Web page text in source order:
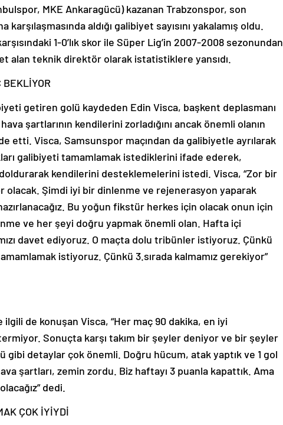
MKE Ankaragücü) kazanan Trabzonspor, son
aldığı galibiyet sayısını yakalamış oldu.
1-0’lık skor ile Süper Lig’in 2007-2008 sezonundan
alan teknik direktör olarak istatistiklere yansıdı.
getiren golü kaydeden Edin Visca, başkent deplasmanı
şartlarının kendilerini zorladığını ancak önemli olanın
etti. Visca, Samsunspor maçından da galibiyetle ayrılarak
galibiyeti tamamlamak istediklerini ifade ederek,
kendilerini desteklemelerini istedi. Visca, “Zor bir
olacak. Şimdi iyi bir dinlenme ve rejenerasyon yaparak
Bu yoğun fikstür herkes için olacak onun için
ve her şeyi doğru yapmak önemli olan. Hafta içi
davet ediyoruz. O maçta dolu tribünler istiyoruz. Çünkü
istiyoruz. Çünkü 3.sırada kalmamız gerekiyor”
de konuşan Visca, “Her maç 90 dakika, en iyi
Sonuçta karşı takım bir şeyler deniyor ve bir şeyler
detaylar çok önemli. Doğru hücum, atak yaptık ve 1 gol
şartları, zemin zordu. Biz haftayı 3 puanla kapattık. Ama
dedi.
ÇOK İYİYDİ